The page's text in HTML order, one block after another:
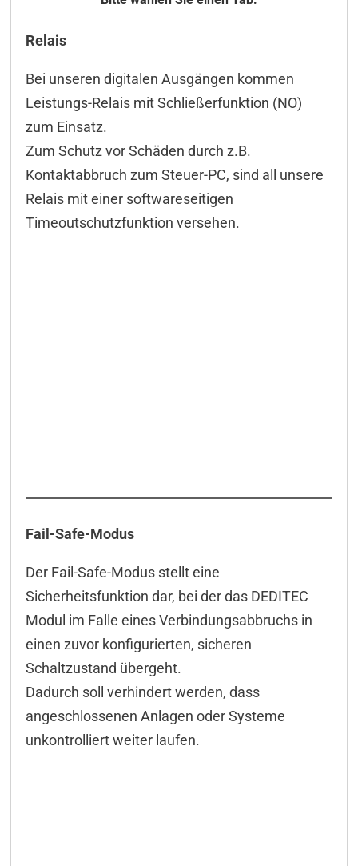
Konfiguration
Konfiguration CAN
Modbus
Anschlussbeispiele
Steckverbinder
Downloads & Manuals
Lieferumfang
Zubehör
Relais
Bei unseren digitalen Ausgängen kommen
Leistungs-Relais mit Schließerfunktion (NO)
zum Einsatz.
Zum Schutz vor Schäden durch z.B.
Kontaktabbruch zum Steuer-PC, sind all unsere
Relais mit einer softwareseitigen
Timeoutschutzfunktion versehen.
Fail-Safe-Modus
Der Fail-Safe-Modus stellt eine
Sicherheitsfunktion dar, bei der das DEDITEC
Modul im Falle eines Verbindungsabbruchs in
einen zuvor konfigurierten, sicheren
Schaltzustand übergeht.
Dadurch soll verhindert werden, dass
angeschlossenen Anlagen oder Systeme
unkontrolliert weiter laufen.